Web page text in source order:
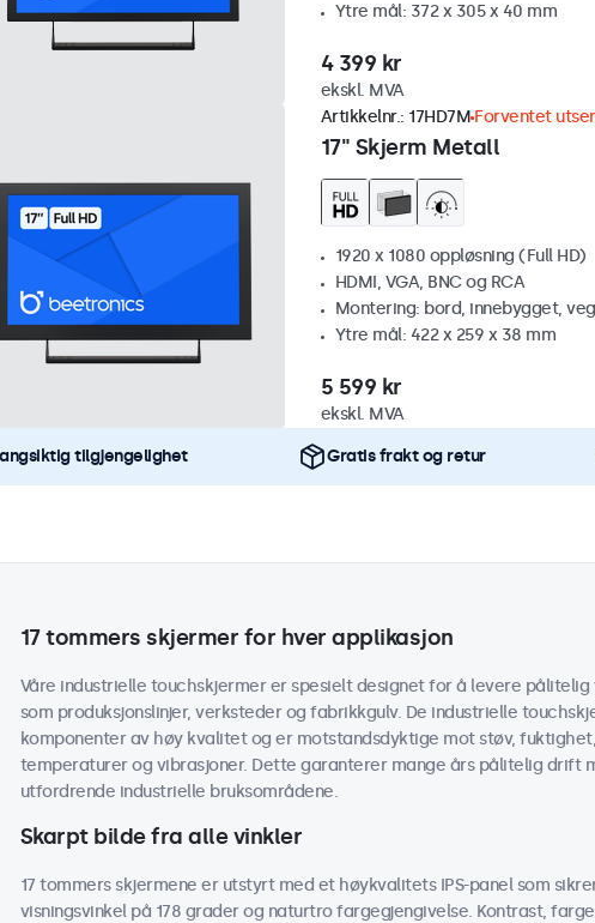
Ytre mål: 372 x 305 x 40 mm
4 399 kr
ekskl. MVA
17" Skjerm Metall
Artikkelnr.: 17HD7M Forventet
1920 x 1080 oppløsning (Full HD)
HDMI, VGA, BNC og RCA
Montering: bord, innebygget,
Ytre mål: 422 x 259 x 38 mm
5 599 kr
ekskl. MVA
tilgjengelighet Gratis frakt og retur
17 tommers skjermer for hver applikasjon
Våre industrielle touchskjermer er spesielt designet for å levere
som produksjonslinjer, verksteder og fabrikkgulv. De industrielle
komponenter av høy kvalitet og er motstandsdyktige mot støv,
temperaturer og vibrasjoner. Dette garanterer mange års pålitelig drift
utfordrende industrielle bruksområdene.
Skarpt bilde fra alle vinkler
17 tommers skjermene er utstyrt med et høykvalitets IPS-panel som
visningsvinkel på 178 grader og naturtro fargegjengivelse. Kontrast,